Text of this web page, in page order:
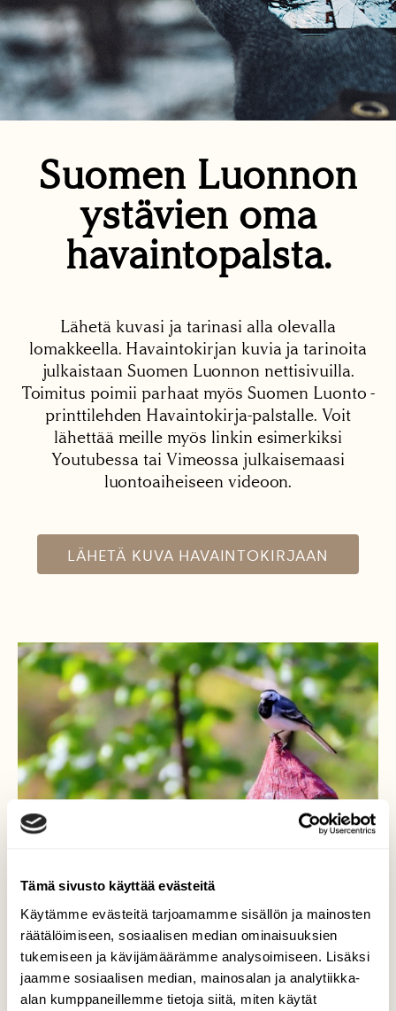
Tämä sivusto käyttää evästeitä
Käytämme evästeitä tarjoamamme sisällön ja mainosten
räätälöimiseen, sosiaalisen median ominaisuuksien
tukemiseen ja kävijämäärämme analysoimiseen. Lisäksi
jaamme sosiaalisen median, mainosalan ja analytiikka-
alan kumppaneillemme tietoja siitä, miten käytät
Suomen Luonnon
ystävien oma
havaintopalsta.
Lähetä kuvasi ja tarinasi alla olevalla
lomakkeella. Havaintokirjan kuvia ja tarinoita
julkaistaan Suomen Luonnon nettisivuilla.
Toimitus poimii parhaat myös Suomen Luonto -
printtilehden Havaintokirja-palstalle. Voit
lähettää meille myös linkin esimerkiksi
Youtubessa tai Vimeossa julkaisemaasi
luontoaiheiseen videoon.
LÄHETÄ KUVA HAVAINTOKIRJAAN